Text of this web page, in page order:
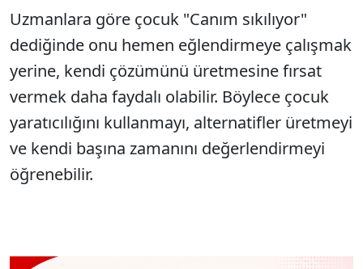
Uzmanlara göre çocuk "Canım sıkılıyor"
dediğinde onu hemen eğlendirmeye çalışmak
yerine, kendi çözümünü üretmesine fırsat
vermek daha faydalı olabilir. Böylece çocuk
yaratıcılığını kullanmayı, alternatifler üretmeyi
ve kendi başına zamanını değerlendirmeyi
öğrenebilir.